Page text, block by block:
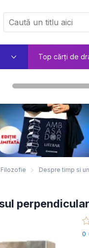
Top cărți de
Filozofie Despre timp si
perpendicular
0